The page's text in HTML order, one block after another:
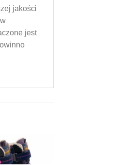
jakości
jest